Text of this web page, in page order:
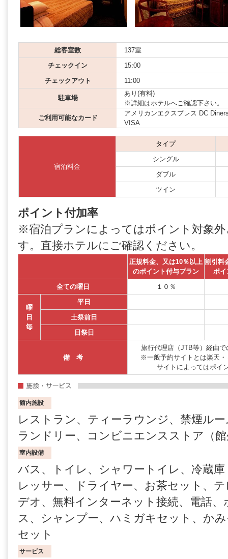
総客室数
137室
チェックイン
15:00
チェックアウト
11:00
駐車場
あり(有料)
※詳細はホテルへご確認下さい。
ご利用可能なカード
アメリカンエクスプレス DC
VISA
宿泊料金
タイプ
シングル
ダブル
ツイン
ポイント付加率
※宿泊プランによってはポイント対象
す。直接ホテルにご確認ください。
正規料金、又は10％以上
のポイント付与プラン
割引料
ポ
全ての曜日
１０％
曜
日
毎
平日
土祭前日
日祭日
備 考
旅行代理店（JTB等）経由
※一般予約サイトとは楽天
サイトによってはポイ
館内施設
レストラン、ティーラウンジ、禁煙ル
ランドリー、コンビニエンスストア（
室内設備
バス、トイレ、シャワートイレ、冷蔵
レッサー、ドライヤー、お茶セット、
デオ、無料インターネット接続、電話
ス、シャンプー、ハミガキセット、か
セット
サービス